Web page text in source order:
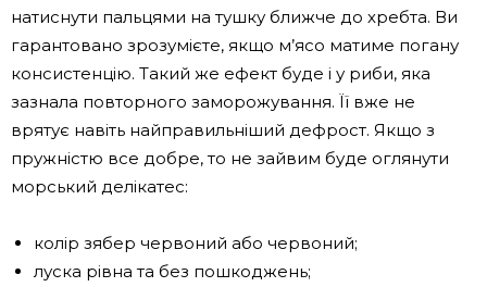
натиснути пальцями на тушку ближче до хребта. Ви
гарантовано зрозумієте, якщо м’ясо матиме погану
консистенцію. Такий же ефект буде і у риби, яка
зазнала повторного заморожування. Її вже не
врятує навіть найправильніший дефрост. Якщо з
пружністю все добре, то не зайвим буде оглянути
морський делікатес:
колір зябер червоний або червоний;
луска рівна та без пошкоджень;